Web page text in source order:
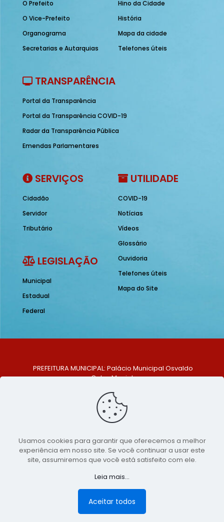
O Prefeito
O Vice-Prefeito
Organograma
Secretarias e Autarquias
Hino da Cidade
História
Mapa da cidade
Telefones úteis
TRANSPARÊNCIA
Portal da Transparência
Portal da Transparência COVID-19
Radar da Transparência Pública
Emendas Parlamentares
SERVIÇOS
Cidadão
Servidor
Tributário
LEGISLAÇÃO
Municipal
Estadual
Federal
UTILIDADE
COVID-19
Notícias
Vídeos
Glossário
Ouvidoria
Telefones úteis
Mapa do Site
PREFEITURA MUNICIPAL: Palácio Municipal Osvaldo
Celso Maciel
Centro, São Bento do Una - PE. CEP: 553370-128
TELEFONE: (81) 99548-1569
E-MAIL: ouvidoria@saobentodouna.pe.gov.br
Copyright 2021-2026 - Assessoria de Comunicação da
Prefeitura de São Bento do Una - PE
publicidadeLumusWeb - Agência Digital
Usamos cookies para garantir que oferecemos a melhor
experiência em nosso site. Se você continuar a usar este
site, assumiremos que você está satisfeito com ele.
Leia mais...
Aceitar todos